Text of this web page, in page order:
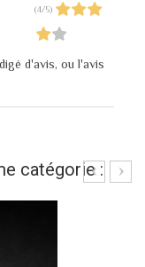
(4/5)
d'avis, ou l'avis
catégorie :